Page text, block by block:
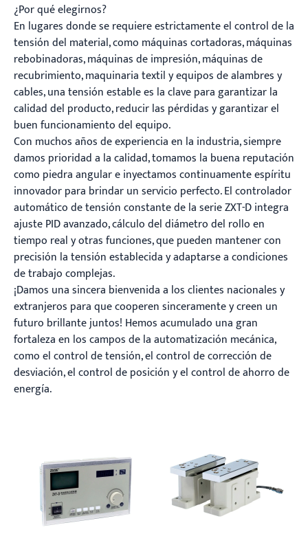
¿Por qué elegirnos?
En lugares donde se requiere estrictamente el control de la
tensión del material, como máquinas cortadoras, máquinas
rebobinadoras, máquinas de impresión, máquinas de
recubrimiento, maquinaria textil y equipos de alambres y
cables, una tensión estable es la clave para garantizar la
calidad del producto, reducir las pérdidas y garantizar el
buen funcionamiento del equipo.
Con muchos años de experiencia en la industria, siempre
damos prioridad a la calidad, tomamos la buena reputación
como piedra angular e inyectamos continuamente espíritu
innovador para brindar un servicio perfecto. El controlador
automático de tensión constante de la serie ZXT-D integra
ajuste PID avanzado, cálculo del diámetro del rollo en
tiempo real y otras funciones, que pueden mantener con
precisión la tensión establecida y adaptarse a condiciones
de trabajo complejas.
¡Damos una sincera bienvenida a los clientes nacionales y
extranjeros para que cooperen sinceramente y creen un
futuro brillante juntos! Hemos acumulado una gran
fortaleza en los campos de la automatización mecánica,
como el control de tensión, el control de corrección de
desviación, el control de posición y el control de ahorro de
energía.